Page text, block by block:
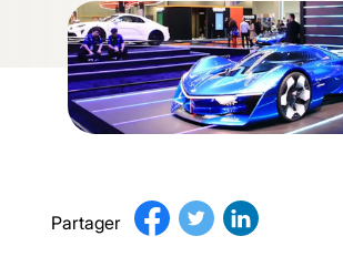
Partager